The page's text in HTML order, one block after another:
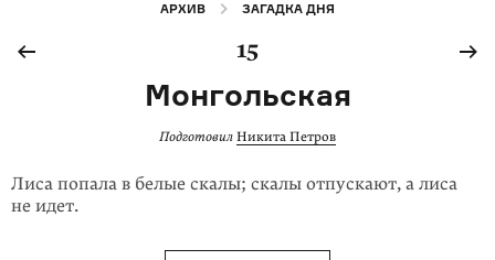
АРХИВ ЗАГАДКА ДНЯ
15
Монгольская
Подготовил Никита Петров
Лиса попала в белые скалы; скалы отпускают, а лиса
не идет.